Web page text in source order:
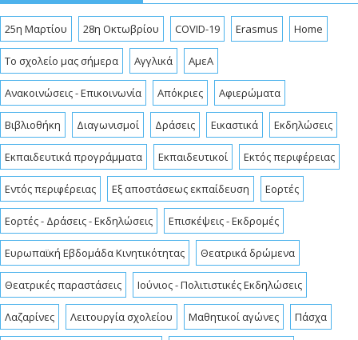
25η Μαρτίου 28η Οκτωβρίου COVID-19 Erasmus Home
To σχολείο μας σήμερα Αγγλικά ΑμεΑ
Ανακοινώσεις - Επικοινωνία Απόκριες Αφιερώματα
Βιβλιοθήκη Διαγωνισμοί Δράσεις Εικαστικά Εκδηλώσεις
Εκπαιδευτικά προγράμματα Εκπαιδευτικοί Εκτός περιφέρειας
Εντός περιφέρειας Εξ αποστάσεως εκπαίδευση Εορτές
Εορτές - Δράσεις - Εκδηλώσεις Επισκέψεις - Εκδρομές
Ευρωπαϊκή Εβδομάδα Κινητικότητας Θεατρικά δρώμενα
Θεατρικές παραστάσεις Ιούνιος - Πολιτιστικές Εκδηλώσεις
Λαζαρίνες Λειτουργία σχολείου Μαθητικοί αγώνες Πάσχα